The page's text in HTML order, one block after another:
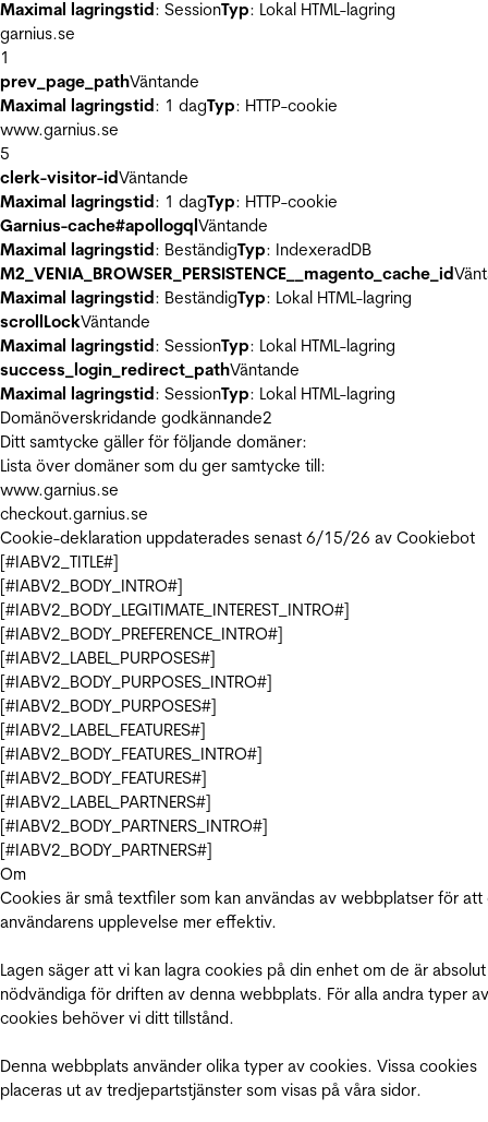
Maximal lagringstid: SessionTyp: Lokal HTML-lagring
garnius.se
1
prev_page_pathVäntande
Maximal lagringstid: 1 dagTyp: HTTP-cookie
www.garnius.se
5
clerk-visitor-idVäntande
Maximal lagringstid: 1 dagTyp: HTTP-cookie
Garnius-cache#apollogqlVäntande
Maximal lagringstid: BeständigTyp: IndexeradDB
M2_VENIA_BROWSER_PERSISTENCE__magento_cache_id
Maximal lagringstid: BeständigTyp: Lokal HTML-lagring
scrollLockVäntande
Maximal lagringstid: SessionTyp: Lokal HTML-lagring
success_login_redirect_pathVäntande
Maximal lagringstid: SessionTyp: Lokal HTML-lagring
Domänöverskridande godkännande2
Ditt samtycke gäller för följande domäner:
Lista över domäner som du ger samtycke till:
www.garnius.se
checkout.garnius.se
Cookie-deklaration uppdaterades senast 6/15/26 av Cookiebot
[#IABV2_TITLE#]
[#IABV2_BODY_INTRO#]
[#IABV2_BODY_LEGITIMATE_INTEREST_INTRO#]
[#IABV2_BODY_PREFERENCE_INTRO#]
[#IABV2_LABEL_PURPOSES#]
[#IABV2_BODY_PURPOSES_INTRO#]
[#IABV2_BODY_PURPOSES#]
[#IABV2_LABEL_FEATURES#]
[#IABV2_BODY_FEATURES_INTRO#]
[#IABV2_BODY_FEATURES#]
[#IABV2_LABEL_PARTNERS#]
[#IABV2_BODY_PARTNERS_INTRO#]
[#IABV2_BODY_PARTNERS#]
Om
Cookies är små textfiler som kan användas av webbplatser för att
användarens upplevelse mer effektiv.
Lagen säger att vi kan lagra cookies på din enhet om de är absolut
nödvändiga för driften av denna webbplats. För alla andra typer av
cookies behöver vi ditt tillstånd.
Denna webbplats använder olika typer av cookies. Vissa cookies
placeras ut av tredjepartstjänster som visas på våra sidor.